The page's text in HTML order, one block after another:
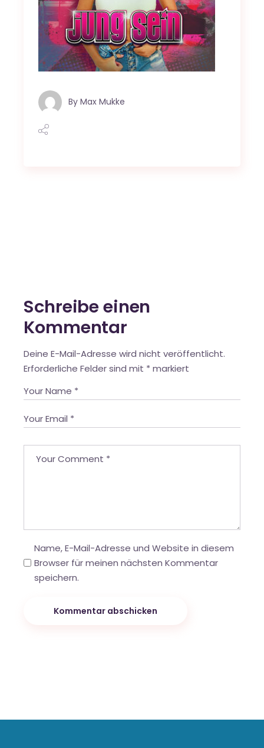
By Max Mukke
Schreibe einen
Kommentar
Deine E-Mail-Adresse wird nicht veröffentlicht.
Erforderliche Felder sind mit * markiert
Name, E-Mail-Adresse und Website in diesem
Browser für meinen nächsten Kommentar
speichern.
Kommentar abschicken